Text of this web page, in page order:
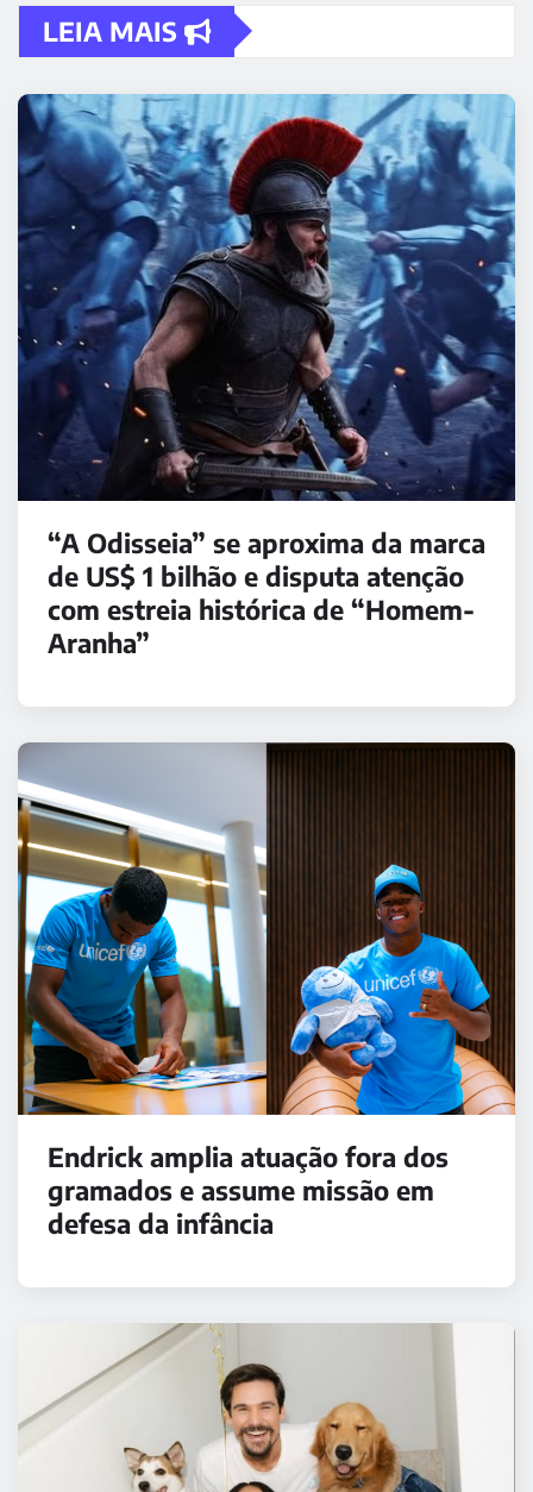
LEIA MAIS
“A Odisseia” se aproxima da marca
de US$ 1 bilhão e disputa atenção
com estreia histórica de “Homem-
Aranha”
Endrick amplia atuação fora dos
gramados e assume missão em
defesa da infância